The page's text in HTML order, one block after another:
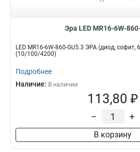
Эра LED MR16-6W-
LED MR16-6W-860-GU5.3 ЭРА (диод, софит,
(10/100/4200)
Подробнее
Наличие: В наличии
113,80 ₽
– +
В корзину